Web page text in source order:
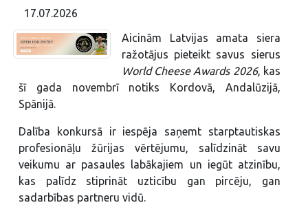
17.07.2026
Aicinām Latvijas amata siera
ražotājus pieteikt savus sierus
World Cheese Awards 2026, kas
šī gada novembrī notiks Kordovā, Andalūzijā,
Spānijā.
Dalība konkursā ir iespēja saņemt starptautiskas
profesionāļu žūrijas vērtējumu, salīdzināt savu
veikumu ar pasaules labākajiem un iegūt atzinību,
kas palīdz stiprināt uzticību gan pircēju, gan
sadarbības partneru vidū.